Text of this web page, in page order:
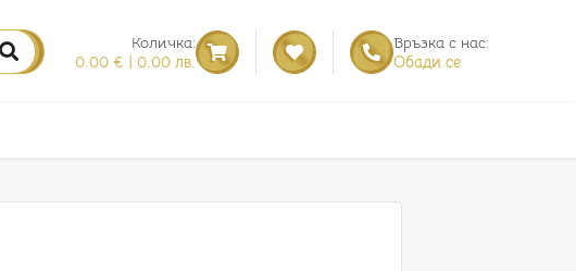
Количка:
0.00 € | 0.00 лв.
Връзка с нас:
Обади се